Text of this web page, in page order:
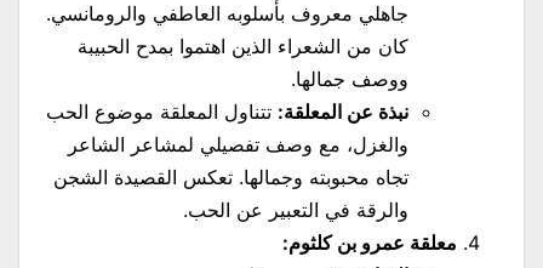
جاهلي معروف بأسلوبه العاطفي والرومانسي.
كان من الشعراء الذين اهتموا بمدح الحبيبة
ووصف جمالها.
نبذة عن المعلقة: تتناول المعلقة موضوع الحب
والغزل، مع وصف تفصيلي لمشاعر الشاعر
تجاه محبوبته وجمالها. تعكس القصيدة الشجن
والرقة في التعبير عن الحب.
معلقة عمرو بن كلثوم: